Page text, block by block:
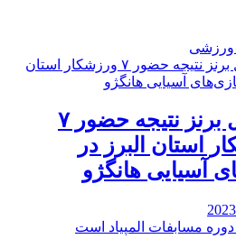
ورزشی
۲ مدال برنز نتیجه حضور ۷
استان البرز در
آسیایی هانگژو